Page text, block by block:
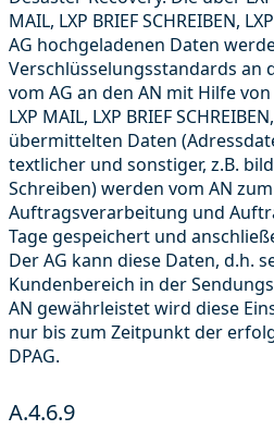
MAIL, LXP BRIEF SCHREIBEN,
AG hochgeladenen Daten
Verschlüsselungsstandards an
vom AG an den AN mit Hilfe von
LXP MAIL, LXP BRIEF
übermittelten Daten
textlicher und sonstiger, z.B.
Schreiben) werden vom AN
Auftragsverarbeitung und
Tage gespeichert und
Der AG kann diese Daten, d.h.
Kundenbereich in der
AN gewährleistet wird diese
nur bis zum Zeitpunkt der
DPAG.
A.4.6.9